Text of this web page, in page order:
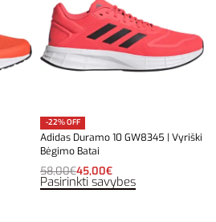
-22% OFF
Adidas Duramo 10 GW8345 | Vyriški
Bėgimo Batai
58,00€45,00€
Pasirinkti savybes